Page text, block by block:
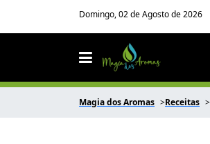
Domingo, 02 de Agosto de 2026
Magia dos Aromas Receitas